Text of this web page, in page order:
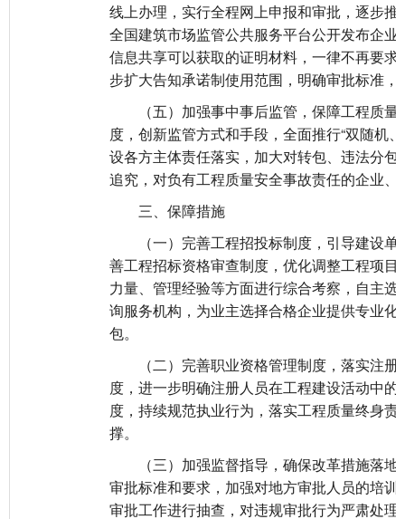
线上办理，实行全程网上申报和审批，逐步
全国建筑市场监管公共服务平台公开发布企
信息共享可以获取的证明材料，一律不再要
步扩大告知承诺制使用范围，明确审批标准
（五）加强事中事后监管，保障工程质量
度，创新监管方式和手段，全面推行“双随机
设各方主体责任落实，加大对转包、违法分
追究，对负有工程质量安全事故责任的企业
三、保障措施
（一）完善工程招投标制度，引导建设单
善工程招标资格审查制度，优化调整工程项
力量、管理经验等方面进行综合考察，自主
询服务机构，为业主选择合格企业提供专业
包。
（二）完善职业资格管理制度，落实注册
度，进一步明确注册人员在工程建设活动中
度，持续规范执业行为，落实工程质量终身
撑。
（三）加强监督指导，确保改革措施落地
审批标准和要求，加强对地方审批人员的培
审批工作进行抽查，对违规审批行为严肃处